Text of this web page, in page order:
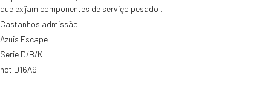
que exijam componentes de serviço pesado
Castanhos admissão
Azuis Escape
Serie D/B/K
not D16A9